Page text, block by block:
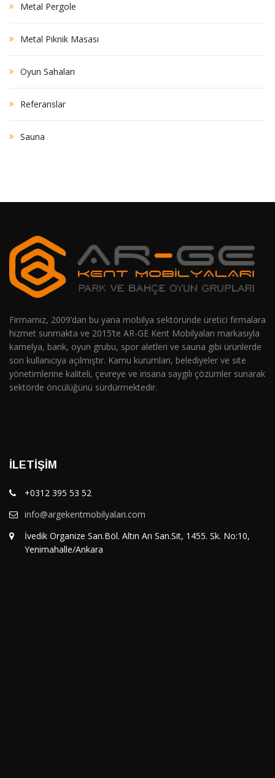
Metal Pergole
Metal Piknik Masası
Oyun Sahaları
Referanslar
Sauna
Firmamız, 2009’dan bu yana mobilya sektöründe üretici firmalara
hizmet sunmakta ve 2015’te AR-GE Kent Mobilyaları markasıyla
kamelya, bank, oyun grubu, spor aletleri ve sauna gibi ürünlerde
son kullanıcıya açılmıştır. Kamu kurumları, belediyeler ve site
yönetimlerine kaliteli, çevreye ve insana saygılı çözümler sunarak
sektörde öncülüğünü sürdürmektedir.
İLETIŞIM
+0312 395 53 52
info@argekentmobilyalari.com
İvedik Organize San.Böl. Altın Arı San.Sit, 1455. Sk. No:10,
Yenimahalle/Ankara